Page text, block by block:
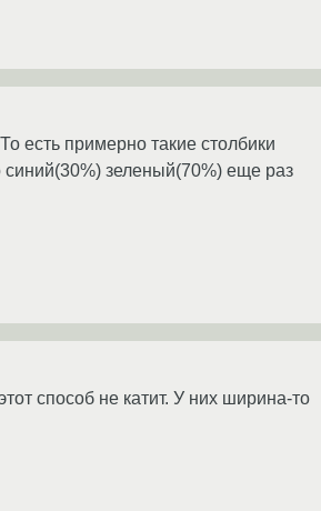
есть примерно такие столбики
зеленый(70%) еще раз
способ не катит. У них ширина-то